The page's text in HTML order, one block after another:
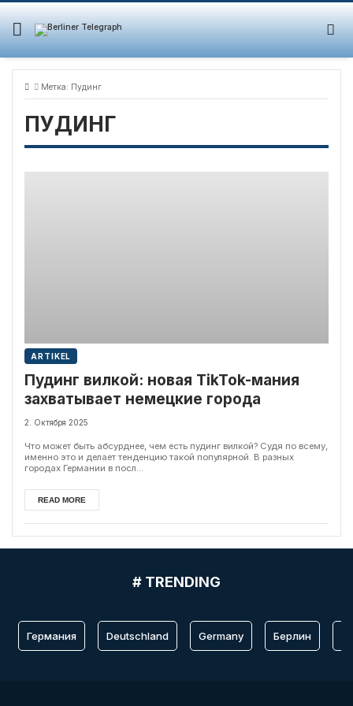
Skip
content
Метка: Пудинг
ПУДИНГ
ARTIKEL
Пудинг вилкой: новая TikTok-мания
захватывает немецкие города
2. Октября 2025
Что может быть абсурднее, чем есть пудинг вилкой? Судя по всему,
именно это и делает тенденцию такой популярной. В разных
городах Германии в посл...
READ MORE
# TRENDING
Германия Deutschland Germany Берлин